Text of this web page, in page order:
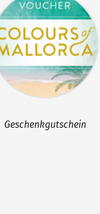
Geschenkgutschein